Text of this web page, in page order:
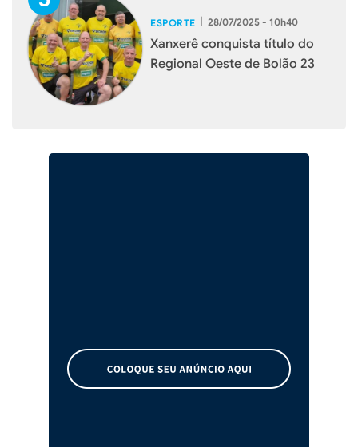
ESPORTE | 28/07/2025 - 10h40
Xanxerê conquista título do
Regional Oeste de Bolão 23